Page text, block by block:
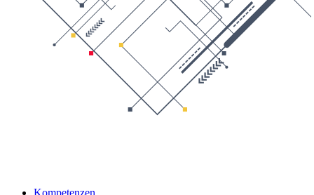
Kompetenzen